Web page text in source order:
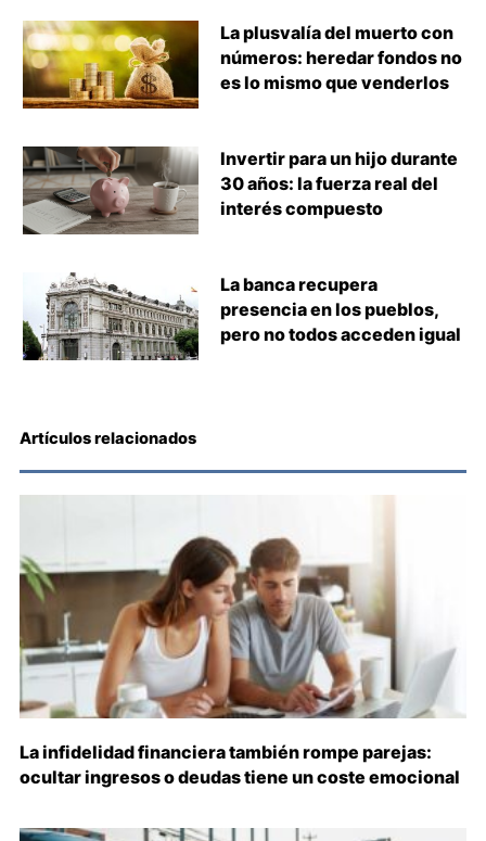
La plusvalía del muerto con
números: heredar fondos no
es lo mismo que venderlos
Invertir para un hijo durante
30 años: la fuerza real del
interés compuesto
La banca recupera
presencia en los pueblos,
pero no todos acceden igual
Artículos relacionados
La infidelidad financiera también rompe parejas:
ocultar ingresos o deudas tiene un coste emocional